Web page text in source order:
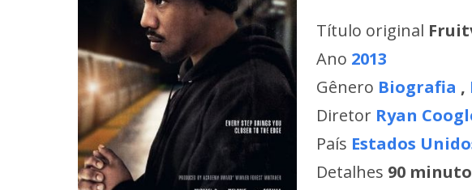
Título original
Ano 2013
Gênero Biografia ,
Diretor Ryan
País Estados
Detalhes 90